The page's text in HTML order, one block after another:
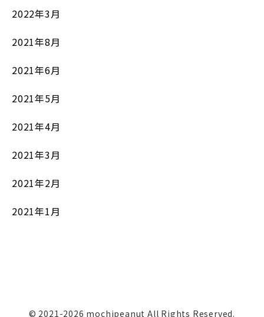
2022年3月
2021年8月
2021年6月
2021年5月
2021年4月
2021年3月
2021年2月
2021年1月
© 2021-2026 mochipeanut All Rights Reserved.